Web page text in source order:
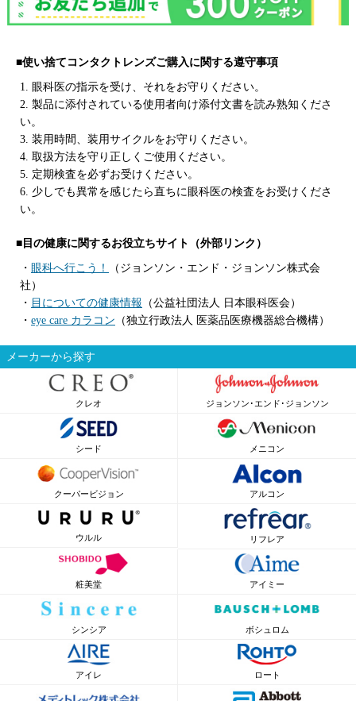
■使い捨てコンタクトレンズご購入に関する遵守事項
1. 眼科医の指示を受け、それをお守りください。
2. 製品に添付されている使用者向け添付文書を読み熟知くださ
い。
3. 装用時間、装用サイクルをお守りください。
4. 取扱方法を守り正しくご使用ください。
5. 定期検査を必ずお受けください。
6. 少しでも異常を感じたら直ちに眼科医の検査をお受けくださ
い。
■目の健康に関するお役立ちサイト（外部リンク）
・ 眼科へ行こう！
（ジョンソン・エンド・ジョンソン株式会
社）
・ 目についての健康情報 （公益社団法人 日本眼科医会）
・ eye care カラコン （独立行政法人 医薬品医療機器総合機構）
メーカーから探す
クレオ ジョンソン･エンド･ジョンソン
シード メニコン
クーパービジョン アルコン
ウルル リフレア
粧美堂 アイミー
シンシア ボシュロム
アイレ ロート